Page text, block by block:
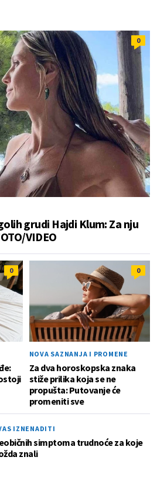
0
grudi Hajdi Klum: Za nju
VIDEO
0 0
NOVA SAZNANJA I PROMENE
Za dva horoskopska znaka
stiže prilika koja se ne
propušta: Putovanje će
promeniti sve
IZNENADITI
simptoma trudnoće za koje
znali